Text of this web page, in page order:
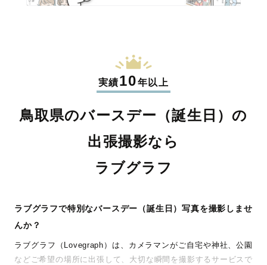
実績10年以上
鳥取県のバースデー（誕生日）の
出張撮影なら
ラブグラフ
ラブグラフで特別なバースデー（誕生日）写真を撮影しませ
んか？
ラブグラフ（Lovegraph）は、カメラマンがご自宅や神社、公園
などご希望の場所に出張して、大切な瞬間を撮影するサービスで